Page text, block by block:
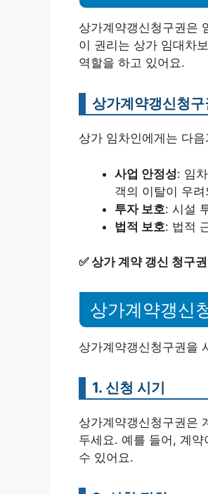
상가계약갱신청구권은
이 권리는 상가 임대차
역할을 하고 있어요.
상가계약갱신청
상가 임차인에게는 다
사업 안정성: 임
객의 이탈이 우려
투자 보호: 시설
법적 보호: 법적
✅상가 계약 갱신 청구
상가계약갱신
상가계약갱신청구권을
1. 신청 시기
상가계약갱신청구권은
두세요. 예를 들어, 계
수 있어요.